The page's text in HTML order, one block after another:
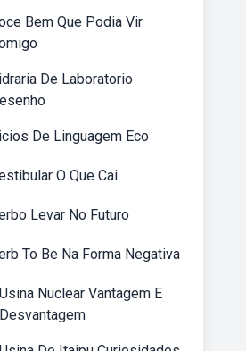
Bem Que Podia Vir
De Laboratorio
De Linguagem Eco
O Que Cai
Levar No Futuro
To Be Na Forma Negativa
Usina Nuclear Vantagem E
Desvantagem